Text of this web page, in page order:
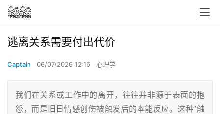
逃离关系需要付出代价
Captain 06/07/2026 12:16 心理学
我们在关系或工作中的离开，往往并非源于表面的抱
怨，而是旧日情感创伤被触发后的本能反应。这种”触